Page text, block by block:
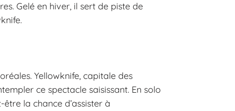
Gelé en hiver, il sert de piste de
Yellowknife, capitale des
ce spectacle saisissant. En solo
la chance d’assister à